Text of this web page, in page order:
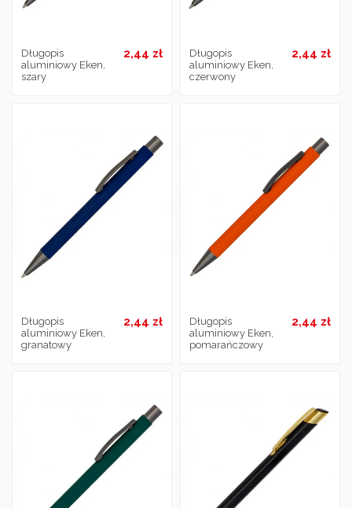
Długopis
aluminiowy Eken,
szary
2,44 zł
Długopis
aluminiowy Eken,
czerwony
2,44 zł
Długopis
aluminiowy Eken,
granatowy
2,44 zł
Długopis
aluminiowy Eken,
pomarańczowy
2,44 zł